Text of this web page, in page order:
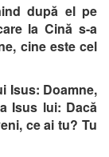
după el pe
la Cină s-a
cine este cel
Isus: Doamne,
Isus lui: Dacă
ce ai tu? Tu